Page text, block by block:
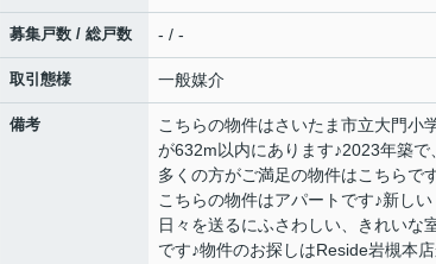
募集戸数 / 総戸数 - / -
取引態様 一般媒介
備考
こちらの物件はさいたま市立大門小
が632m以内にあります♪2023年築で、
多くの方がご満足の物件はこちらで
こちらの物件はアパートです♪新しい
日々を送るにふさわしい、きれいな
です♪物件のお探しはReside岩槻本